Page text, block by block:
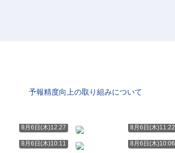
予報精度向上の取り組みについて
8月6日(木)12:27 8月6日(木)11:22
8月6日(木)10:11 8月6日(木)10:06